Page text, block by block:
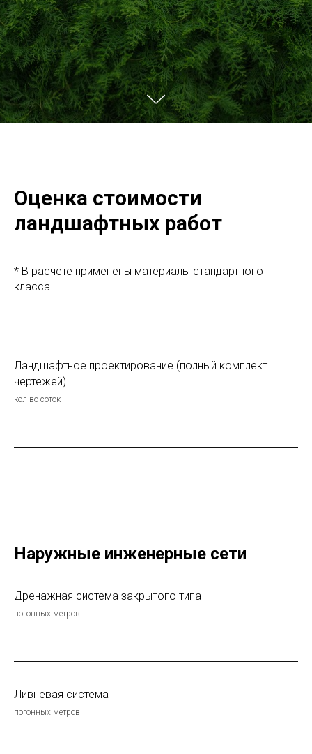
Оценка стоимости
ландшафтных работ
* В расчёте применены материалы стандартного
класса
Ландшафтное проектирование (полный комплект
чертежей)
кол-во соток
Наружные инженерные сети
Дренажная система закрытого типа
погонных метров
Ливневая система
погонных метров